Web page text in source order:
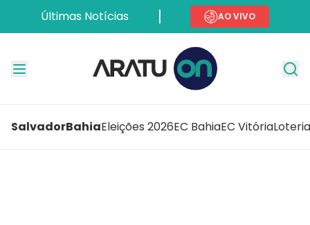
Últimas Notícias AO VIVO
SalvadorBahiaEleições 2026EC BahiaEC Vitória